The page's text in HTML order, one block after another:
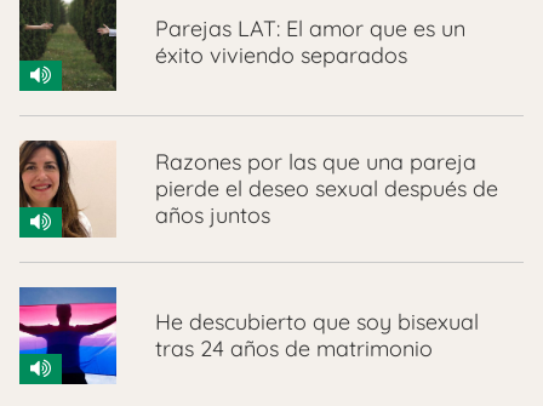
Parejas LAT: El amor que es un
éxito viviendo separados
Razones por las que una pareja
pierde el deseo sexual después de
años juntos
He descubierto que soy bisexual
tras 24 años de matrimonio